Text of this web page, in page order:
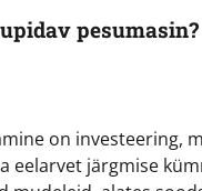
on investeering,
eelarvet järgmise